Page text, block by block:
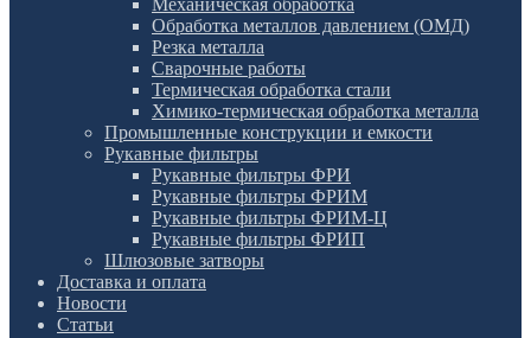
Механическая обработка
Обработка металлов давлением (ОМД)
Резка металла
Сварочные работы
Термическая обработка стали
Химико-термическая обработка металла
Промышленные конструкции и емкости
Рукавные фильтры
Рукавные фильтры ФРИ
Рукавные фильтры ФРИМ
Рукавные фильтры ФРИМ-Ц
Рукавные фильтры ФРИП
Шлюзовые затворы
Доставка и оплата
Новости
Статьи